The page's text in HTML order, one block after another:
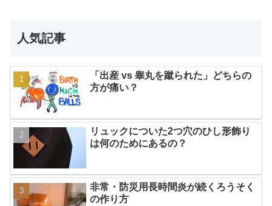
人気記事
「出産 vs 睾丸を蹴られた」どちらの
方が痛い？
リュックについた2つ穴のひし形飾り
は何のためにあるの？
非常・防災用長時間炎が続くろうそく
の作り方